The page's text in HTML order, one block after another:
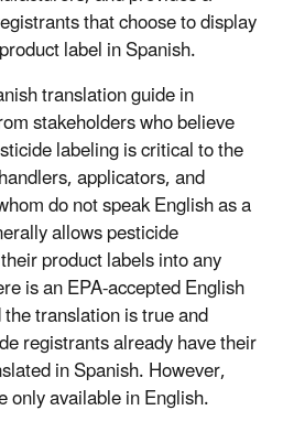
that choose to display
label in Spanish.
translation guide in
stakeholders who believe
labeling is critical to the
applicators, and
do not speak English as a
allows pesticide
product labels into any
is an EPA-accepted English
translation is true and
registrants already have their
in Spanish. However,
only available in English.